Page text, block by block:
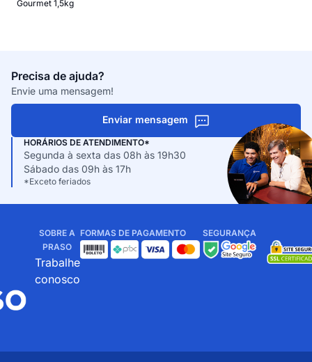
Gourmet 1,5kg
Precisa de ajuda?
Envie uma mensagem!
Enviar mensagem
HORÁRIOS DE ATENDIMENTO*
Segunda à sexta das 08h às 19h30
Sábado das 09h às 17h
*Exceto feriados
SOBRE A
PRASO
Trabalhe
conosco
FORMAS DE PAGAMENTO SEGURANÇA